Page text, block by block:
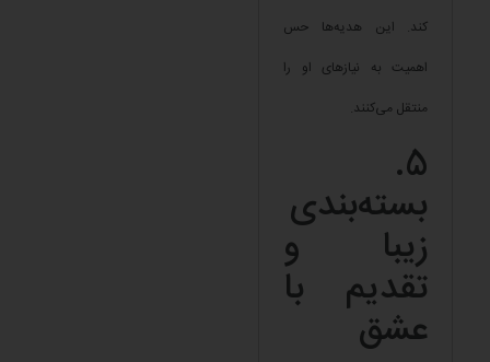
کند. این هدیه‌ها حس
اهمیت به نیازهای او را
منتقل می‌کنند.
5.
بسته‌بندی
زیبا و
تقدیم با
عشق